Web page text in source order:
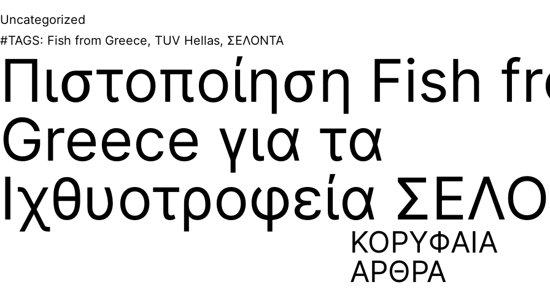
Uncategorized
#TAGS: Fish from Greece, TUV Hellas, ΣΕΛΟΝΤΑ
Πιστοποίηση Fish
Greece για τα
Ιχθυοτροφεία
ΚΟΡΥΦΑΙΑ
ΑΡΘΡΑ